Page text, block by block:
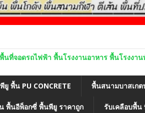
จอดรถไฟฟ้า พื้นโรงงานอาหาร พื้นโรงงาน
พื้น PU CONCRETE พื้นสนามบาสเกต
พื้นอีพ็อกซี่ พื้นพียู ราคาถูก รับเคลือบพื้น